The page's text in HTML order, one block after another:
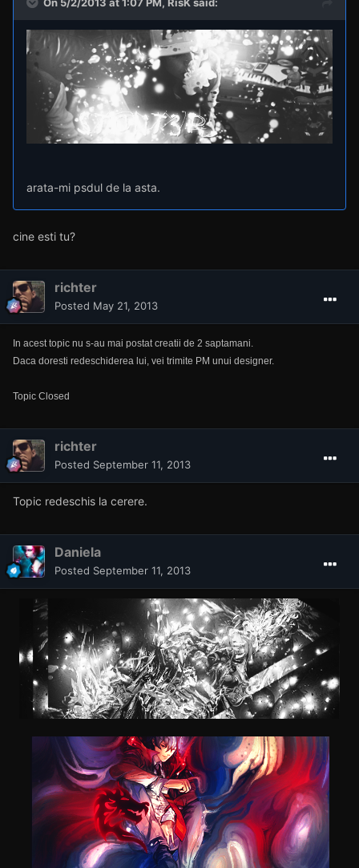
arata-mi psdul de la asta.
cine esti tu?
richter
Posted May 21, 2013
In acest topic nu s-au mai postat creatii de 2 saptamani.
Daca doresti redeschiderea lui, vei trimite PM unui designer.
Topic Closed
richter
Posted September 11, 2013
Topic redeschis la cerere.
Daniela
Posted September 11, 2013